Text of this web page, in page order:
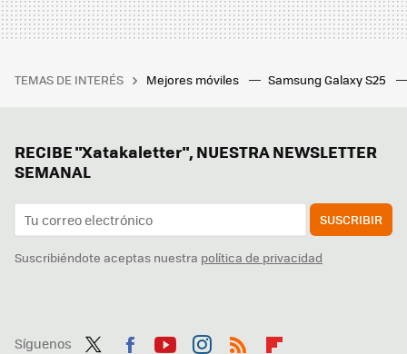
TEMAS DE INTERÉS Mejores móviles Samsung Galaxy S25
RECIBE "Xatakaletter", NUESTRA NEWSLETTER
SEMANAL
SUSCRIBIR
Suscribiéndote aceptas nuestra política de privacidad
Síguenos